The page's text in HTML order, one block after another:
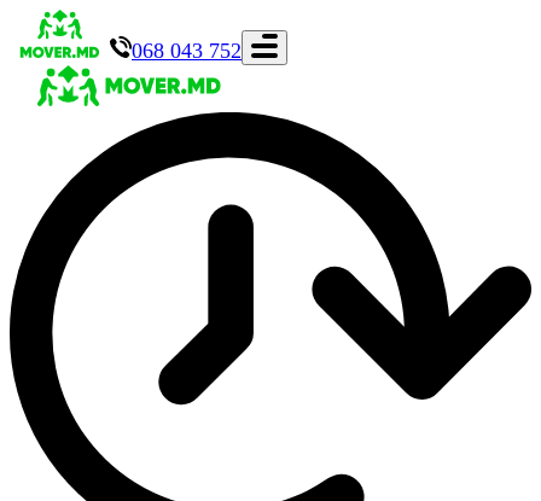
068 043 752